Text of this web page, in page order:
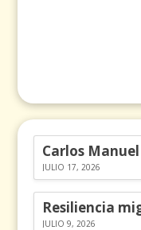
JULIO 17, 2026
JULIO 9, 2026